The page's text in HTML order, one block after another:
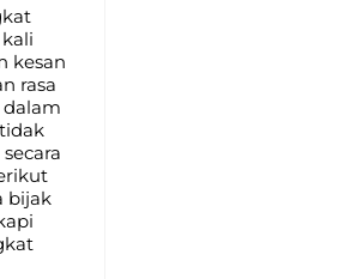
kesan
rasa
dalam
bijak